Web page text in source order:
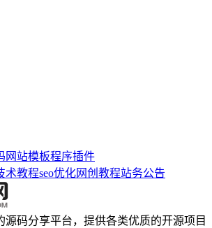
网站模板程序插件
术教程seo优化网创教程站务公告
源码分享平台，提供各类优质的开源项目